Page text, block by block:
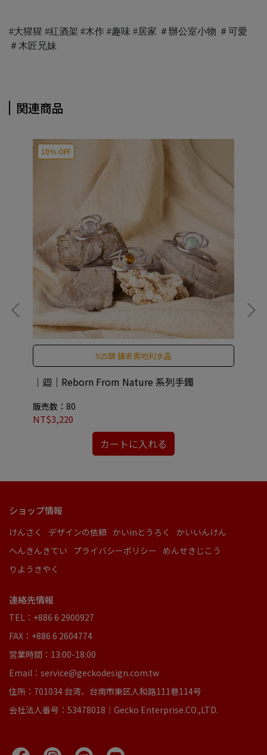
#大猩猩 #紅酒架 #木作 #趣味 #居家 ＃辦公室小物 ＃可愛
＃木匠兄妹
関連商品
10％ OFF
925銀 鑲嵌奧地利水晶
｜迴｜Reborn From Nature 系列手鐲
販売数：80
NT$3,220
カートに入れる
ショップ情報
けんさく デザインの依頼 かいinとうろく
かいいんけん
へんきんきてい プライバシーポリシー
めんせきじこう
りようきやく
連絡先情報
TEL：+886 6 2900927
FAX：+886 6 2604774
営業時間：13:00-18:00
Email：service@geckodesign.com.tw
住所：701034 台湾、台南市東区人和路111巷114号
会社法人番号：53478018｜Gecko Enterprise.CO.,LTD.